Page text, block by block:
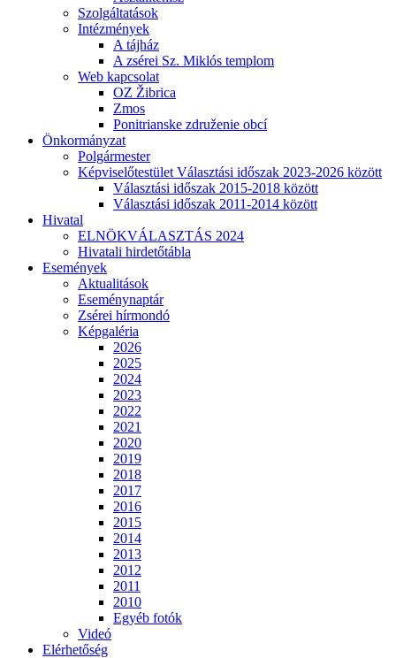
Szolgáltatások
Intézmények
A tájház
A zsérei Sz. Miklós templom
Web kapcsolat
OZ Žibrica
Zmos
Ponitrianske združenie obcí
Önkormányzat
Polgármester
Képviselőtestület Választási időszak 2023-2026 között
Választási időszak 2015-2018 között
Választási időszak 2011-2014 között
Hivatal
ELNÖKVÁLASZTÁS 2024
Hivatali hirdetőtábla
Események
Aktualitások
Eseménynaptár
Zsérei hírmondó
Képgaléria
2026
2025
2024
2023
2022
2021
2020
2019
2018
2017
2016
2015
2014
2013
2012
2011
2010
Egyéb fotók
Videó
Elérhetőség